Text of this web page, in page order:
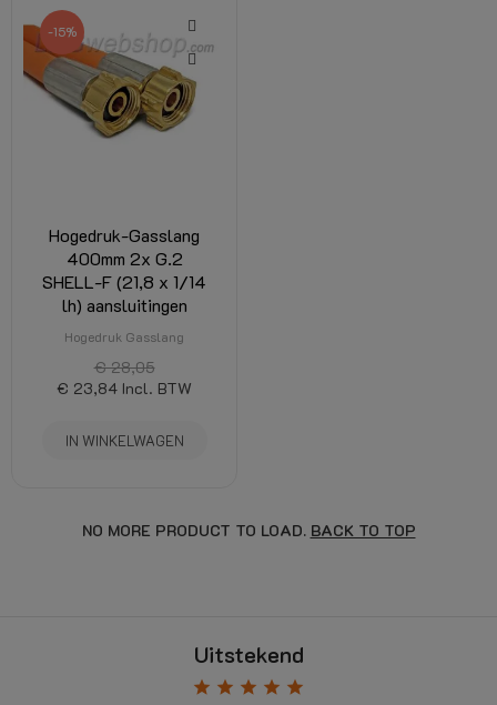
-15%
Hogedruk-Gasslang
400mm 2x G.2
SHELL-F (21,8 x 1/14
lh) aansluitingen
Hogedruk Gasslang
€ 28,05
€ 23,84 Incl. BTW
IN WINKELWAGEN
NO MORE PRODUCT TO LOAD. BACK TO TOP
Uitstekend
star star star star star